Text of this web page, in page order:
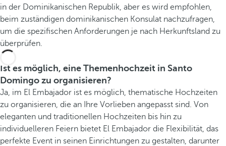
in der Dominikanischen Republik, aber es wird empfohlen,
beim zuständigen dominikanischen Konsulat nachzufragen,
um die spezifischen Anforderungen je nach Herkunftsland zu
überprüfen.
Ist es möglich, eine Themenhochzeit in Santo
Domingo zu organisieren?
Ja, im El Embajador ist es möglich, thematische Hochzeiten
zu organisieren, die an Ihre Vorlieben angepasst sind. Von
eleganten und traditionellen Hochzeiten bis hin zu
individuelleren Feiern bietet El Embajador die Flexibilität, das
perfekte Event in seinen Einrichtungen zu gestalten, darunter